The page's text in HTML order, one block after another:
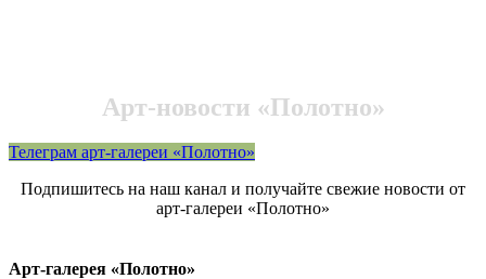
Арт-новости «Полотно»
Телеграм арт-галереи «Полотно»
Подпишитесь на наш канал и получайте свежие новости от
арт-галереи «Полотно»
Арт-галерея «Полотно»